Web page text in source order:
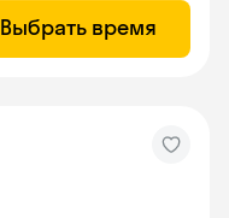
Выбрать время